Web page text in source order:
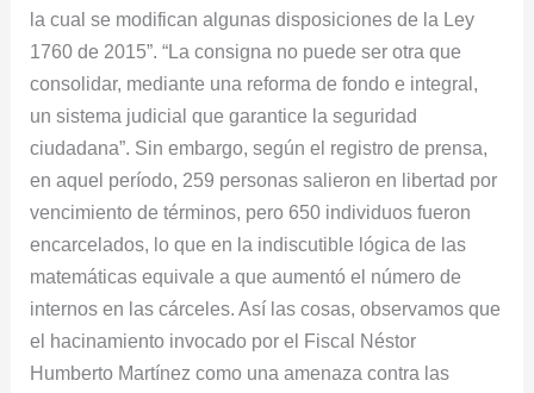
la cual se modifican algunas disposiciones de la Ley
1760 de 2015”. “La consigna no puede ser otra que
consolidar, mediante una reforma de fondo e integral,
un sistema judicial que garantice la seguridad
ciudadana”. Sin embargo, según el registro de prensa,
en aquel período, 259 personas salieron en libertad por
vencimiento de términos, pero 650 individuos fueron
encarcelados, lo que en la indiscutible lógica de las
matemáticas equivale a que aumentó el número de
internos en las cárceles. Así las cosas, observamos que
el hacinamiento invocado por el Fiscal Néstor
Humberto Martínez como una amenaza contra las